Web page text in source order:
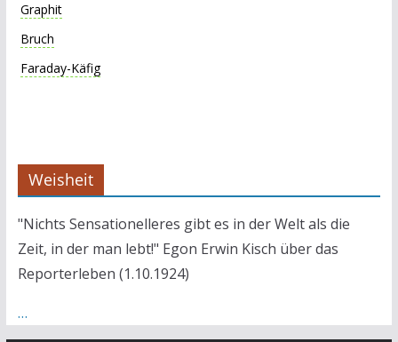
Graphit
Bruch
Faraday-Käfig
Weisheit
"Nichts Sensationelleres gibt es in der Welt als die
Zeit, in der man lebt!" Egon Erwin Kisch über das
Reporterleben (1.10.1924)
…